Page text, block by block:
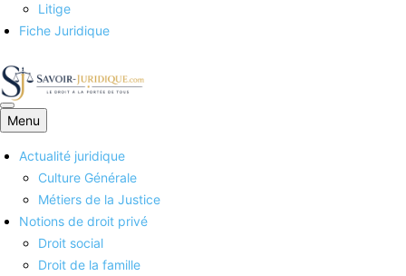
Litige
Fiche Juridique
Savoirs juridiques
Menu
Actualité juridique
Culture Générale
Métiers de la Justice
Notions de droit privé
Droit social
Droit de la famille